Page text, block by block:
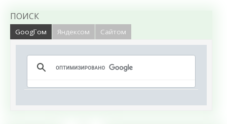
ПОИСК
Googl`ом Яндексом Сайтом